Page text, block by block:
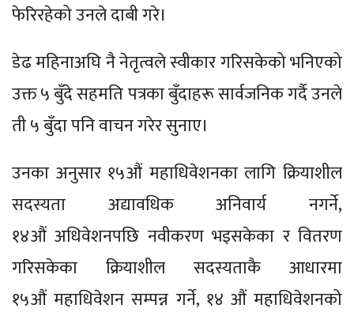
फेरिरहेको उनले दाबी गरे।
डेढ महिनाअघि नै नेतृत्वले स्वीकार गरिसकेको भनिएको
उक्त ५ बुँदे सहमति पत्रका बुँदाहरू सार्वजनिक गर्दै उनले
ती ५ बुँदा पनि वाचन गरेर सुनाए।
उनका अनुसार १५औं महाधिवेशनका लागि क्रियाशील
सदस्यता अद्यावधिक अनिवार्य नगर्ने,
१४औं अधिवेशनपछि नवीकरण भइसकेका र वितरण
गरिसकेका क्रियाशील सदस्यताकै आधारमा
१५औं महाधिवेशन सम्पन्न गर्ने, १४ औं महाधिवेशनको